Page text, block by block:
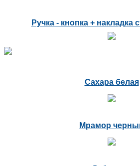
Ручка - кнопка + накладка
Сахара белая
Мрамор